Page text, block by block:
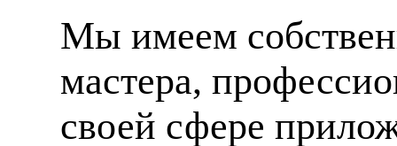
Мы имеем
мастера,
своей сфере